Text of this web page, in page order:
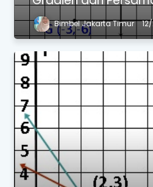
Bimbel Jakarta Timur